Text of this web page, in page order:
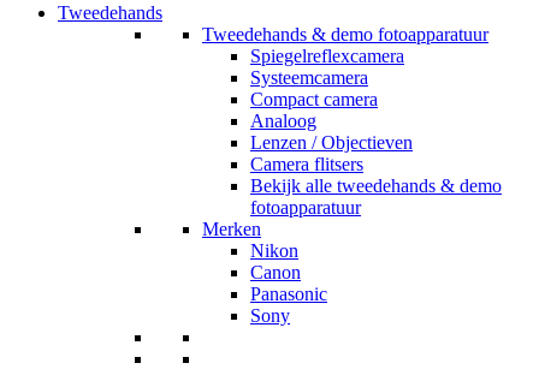
Tweedehands
Tweedehands & demo fotoapparatuur
Spiegelreflexcamera
Systeemcamera
Compact camera
Analoog
Lenzen / Objectieven
Camera flitsers
Bekijk alle tweedehands & demo
fotoapparatuur
Merken
Nikon
Canon
Panasonic
Sony